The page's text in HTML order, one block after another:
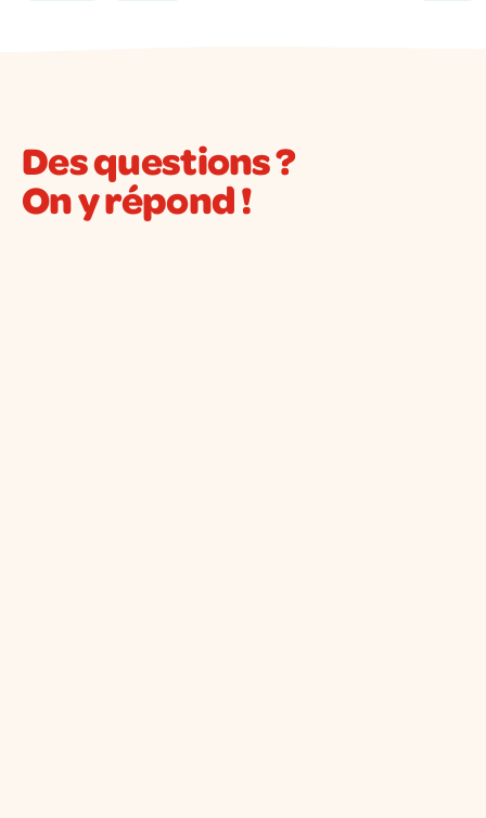
Des questions ?
On y répond !